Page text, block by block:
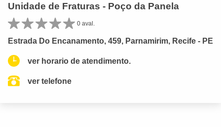
Unidade de Fraturas - Poço da Panela
0 aval.
Estrada Do Encanamento, 459, Parnamirim, Recife - PE
ver horario de atendimento.
ver telefone